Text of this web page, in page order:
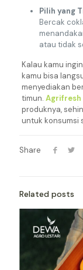
Pilih yang
Bercak
atau tidak
Kalau kamu
kamu bisa
menyediakan
timun. Agrifresh
produknya,
untuk konsumsi
Share
Related posts